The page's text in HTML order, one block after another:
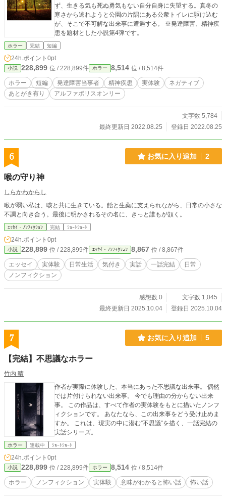
ず、生きる気も死ぬ勇気もない自分自身に失望する。真冬の
寒さから逃れようと公園の片隅にある公衆トイレに駆け込む
が、そこで不可解な出来事に遭遇する。 ※発達障害、精神疾
患を題材とした小説第4弾です。
ホラー 完結 短編
24h.ポイント 0pt
小説 228,899 位 / 228,899件 ホラー 8,514 位 / 8,514件
ホラー 短編 発達障害当事者 精神疾患 実体験
ネガティブ
あとがき有り
アルファポリスオンリー
文字数 5,784
最終更新日 2022.08.25
登録日 2022.08.25
6 お気に入り追加 2
喉の守り神
しらかわからし
喉が弱い私は、咳と共に生きている。飴と生薬に支えられながら、日常の小さな
不調と向き合う。最後に明かされるその名に、きっと誰もが頷く。
ｴｯｾｲ・ﾉﾝﾌｨｸｼｮﾝ 完結 ｼｮｰﾄｼｮｰﾄ
24h.ポイント 0pt
小説 228,899 位 / 228,899件 ｴｯｾｲ・ﾉﾝﾌｨｸｼｮﾝ 8,867 位 / 8,867件
エッセイ 実体験 日常生活 気付き 実話 一話完結
日常
ノンフィクション
感想数 0
文字数 1,045
最終更新日 2025.10.04
登録日 2025.10.04
7 お気に入り追加 5
【完結】不思議なホラー
竹内 晴
作者が実際に体験した、本当にあった不思議な出来事。 偶然
では片付けられない出来事。 今でも理由の分からない出来
事。 この作品は、すべて作者の実体験をもとに描いたノンフ
ィクションです。 あなたなら、この出来事をどう受け止めま
すか。 これは、現実の中に潜む”不思議”を描く、一話完結の
実話シリーズ。
ホラー 連載中 ｼｮｰﾄｼｮｰﾄ
24h.ポイント 0pt
小説 228,899 位 / 228,899件 ホラー 8,514 位 / 8,514件
ホラー ノンフィクション 実体験 意味がわかると怖い話 怖い話